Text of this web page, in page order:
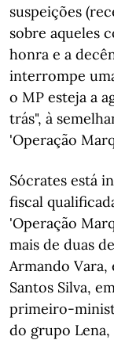
suspeições
sobre aqueles
honra e a
interrompe
o MP esteja a
trás", à
'Operação
Sócrates está
fiscal
'Operação
mais de duas
Armando
Santos Silva,
primeiro-
do grupo Lena,